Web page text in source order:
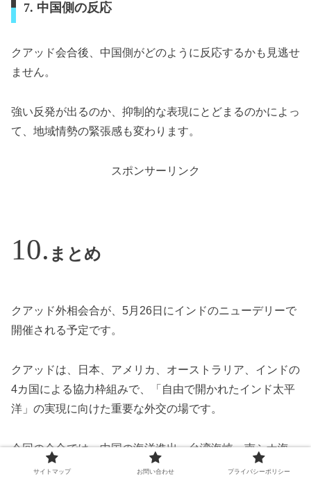
7. 中国側の反応
クアッド会合後、中国側がどのように反応するかも見逃せ
ません。
強い反発が出るのか、抑制的な表現にとどまるのかによっ
て、地域情勢の緊張感も変わります。
スポンサーリンク
まとめ
クアッド外相会合が、5月26日にインドのニューデリーで
開催される予定です。
クアッドは、日本、アメリカ、オーストラリア、インドの
4カ国による協力枠組みで、「自由で開かれたインド太平
洋」の実現に向けた重要な外交の場です。
今回の会合では、中国の海洋進出、台湾海峡、南シナ海、
重要鉱物、サプライチェーン、経済安全保障、海上保安な
サイトマップ お問い合わせ プライバシーポリシー